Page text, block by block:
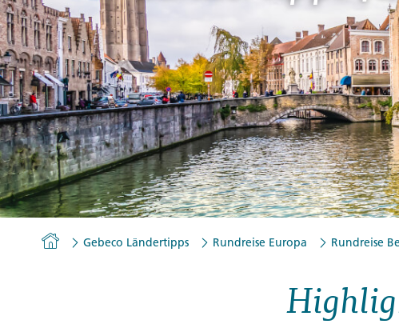
→
Gutscheine
Messen und Veranstaltungen
Notfallteam und
Krisenmanagement
→
Homepage
Gebeco Ländertipps Rundreise Europa Rundreise